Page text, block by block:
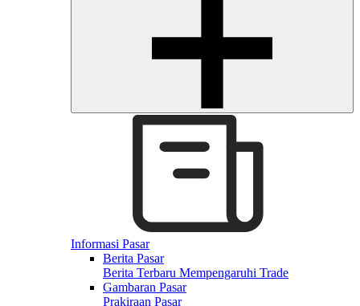
Informasi Pasar
Berita Pasar
Berita Terbaru Mempengaruhi Trade
Gambaran Pasar
Prakiraan Pasar